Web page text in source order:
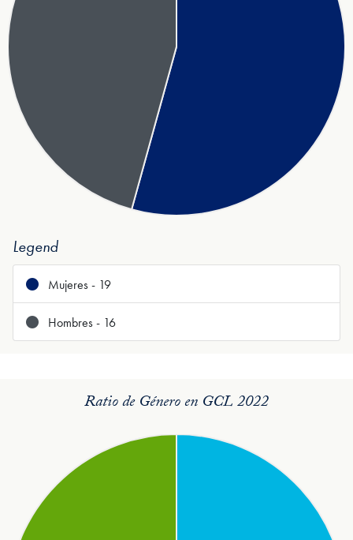
Legend
Mujeres - 19
Hombres - 16
Ratio de Género en GCL 2022